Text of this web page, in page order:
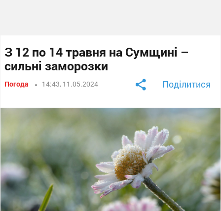
З 12 по 14 травня на Сумщині –
сильні заморозки
Погода 14:43, 11.05.2024 Поділитися